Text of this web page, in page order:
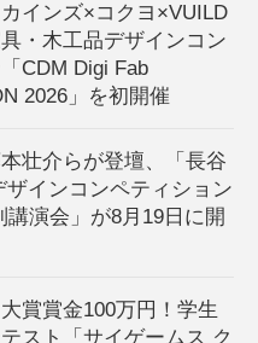
カインズ×コクヨ×VUILD
・木工品デザインコン
CDM Digi Fab
2026」を初開催
壮介らが登壇、「長谷
ザインコンペティション
講演会」が8月19日に開
大賞賞金100万円！学生
スト「サイゲームス ク